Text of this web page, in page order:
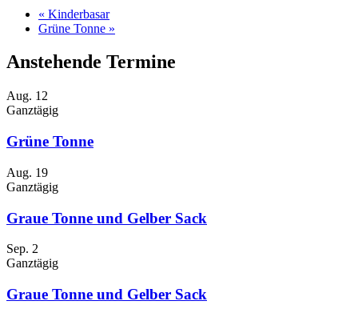
« Kinderbasar
Grüne Tonne »
Anstehende Termine
Aug. 12
Ganztägig
Grüne Tonne
Aug. 19
Ganztägig
Graue Tonne und Gelber Sack
Sep. 2
Ganztägig
Graue Tonne und Gelber Sack